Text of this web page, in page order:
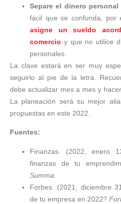
Separe el dinero
fácil que se confunda, por
asigne un sueldo
comercio y que no utilice
personales.
La clave estará en ser muy
seguirlo al pie de la letra.
debe actualizar mes a mes y
La planeación será su mejor
propuestas en este 2022.
Fuentes:
Finanzas. (2022, enero
finanzas de tu
Summa.
Forbes. (2021, diciembre
de tu empresa en 2022?